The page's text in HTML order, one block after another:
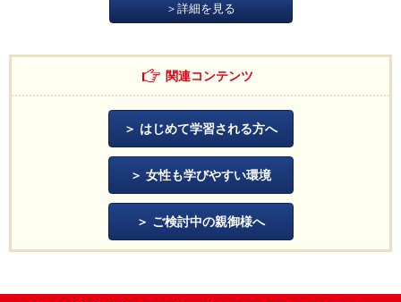
＞詳細を見る
関連コンテンツ
はじめて学習される方へ
女性も学びやすい環境
ご検討中の親御様へ